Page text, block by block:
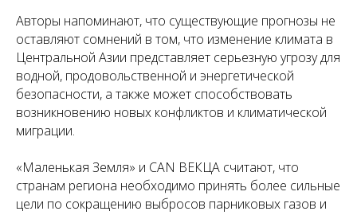
Авторы напоминают, что существующие прогнозы не
оставляют сомнений в том, что изменение климата в
Центральной Азии представляет серьезную угрозу для
водной, продовольственной и энергетической
безопасности, а также может способствовать
возникновению новых конфликтов и климатической
миграции.
«Маленькая Земля» и CAN ВЕКЦА считают, что
странам региона необходимо принять более сильные
цели по сокращению выбросов парниковых газов и